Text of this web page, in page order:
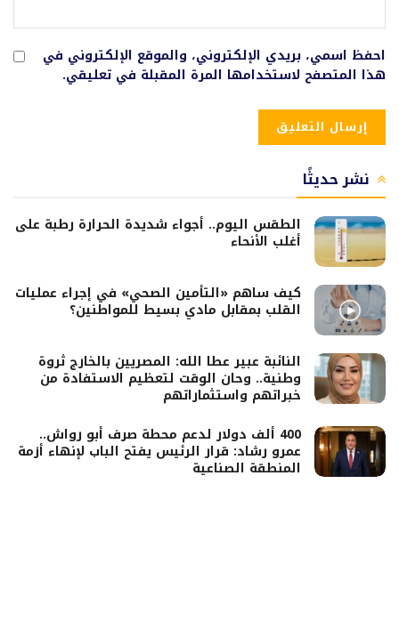
احفظ اسمي، بريدي الإلكتروني، والموقع الإلكتروني في
هذا المتصفح لاستخدامها المرة المقبلة في تعليقي.
نشر حديثًا
الطقس اليوم.. أجواء شديدة الحرارة رطبة على
أغلب الأنحاء
كيف ساهم «التأمين الصحي» في إجراء عمليات
القلب بمقابل مادي بسيط للمواطنين؟
النائبة عبير عطا الله: المصريين بالخارج ثروة
وطنية.. وحان الوقت لتعظيم الاستفادة من
خبراتهم واستثماراتهم
400 ألف دولار لدعم محطة صرف أبو رواش..
عمرو رشاد: قرار الرئيس يفتح الباب لإنهاء أزمة
المنطقة الصناعية